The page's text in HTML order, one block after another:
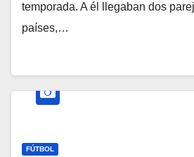
temporada. A él llegaban dos
países,…
FÚTBOL